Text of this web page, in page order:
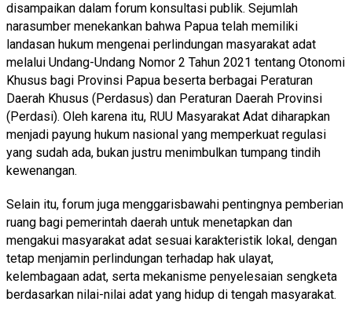
disampaikan dalam forum konsultasi publik. Sejumlah
narasumber menekankan bahwa Papua telah memiliki
landasan hukum mengenai perlindungan masyarakat adat
melalui Undang-Undang Nomor 2 Tahun 2021 tentang Otonomi
Khusus bagi Provinsi Papua beserta berbagai Peraturan
Daerah Khusus (Perdasus) dan Peraturan Daerah Provinsi
(Perdasi). Oleh karena itu, RUU Masyarakat Adat diharapkan
menjadi payung hukum nasional yang memperkuat regulasi
yang sudah ada, bukan justru menimbulkan tumpang tindih
kewenangan.
Selain itu, forum juga menggarisbawahi pentingnya pemberian
ruang bagi pemerintah daerah untuk menetapkan dan
mengakui masyarakat adat sesuai karakteristik lokal, dengan
tetap menjamin perlindungan terhadap hak ulayat,
kelembagaan adat, serta mekanisme penyelesaian sengketa
berdasarkan nilai-nilai adat yang hidup di tengah masyarakat.